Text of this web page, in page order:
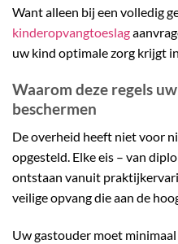
Want alleen bij een volledig
kinderopvangtoeslag
uw kind optimale zorg krijgt
Waarom deze regels
beschermen
De overheid heeft niet voor
opgesteld. Elke eis – van
ontstaan vanuit
veilige opvang die aan de
Uw gastouder moet